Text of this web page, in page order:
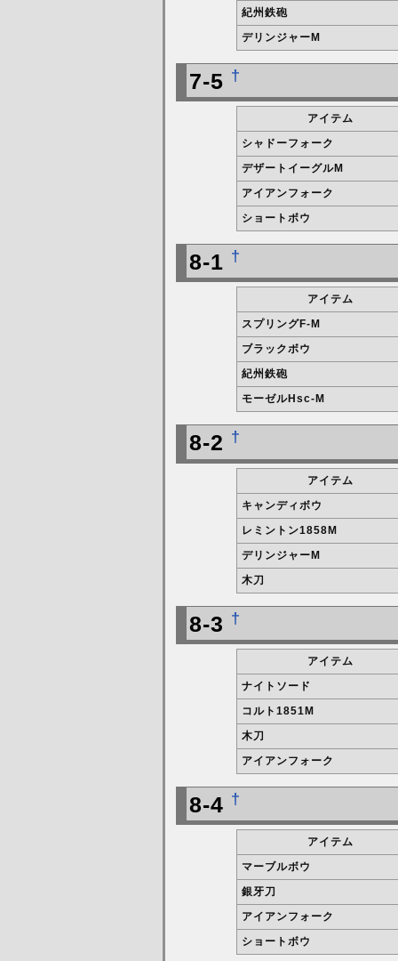
紀州鉄砲
デリンジャーM
7-5 †
アイテム
シャドーフォーク
デザートイーグルM
アイアンフォーク
ショートボウ
8-1 †
アイテム
スプリングF-M
ブラックボウ
紀州鉄砲
モーゼルHsc-M
8-2 †
アイテム
キャンディボウ
レミントン1858M
デリンジャーM
木刀
8-3 †
アイテム
ナイトソード
コルト1851M
木刀
アイアンフォーク
8-4 †
アイテム
マーブルボウ
銀牙刀
アイアンフォーク
ショートボウ